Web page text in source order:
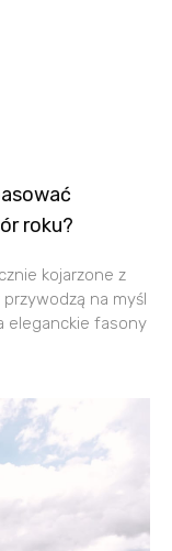
roku?
kojarzone z
na myśl
eleganckie fasony